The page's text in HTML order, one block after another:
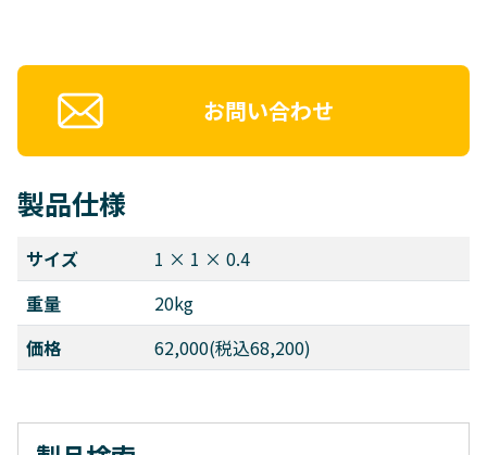
お問い合わせ
製品仕様
サイズ
1 × 1 × 0.4
重量
20kg
価格
62,000(税込68,200)